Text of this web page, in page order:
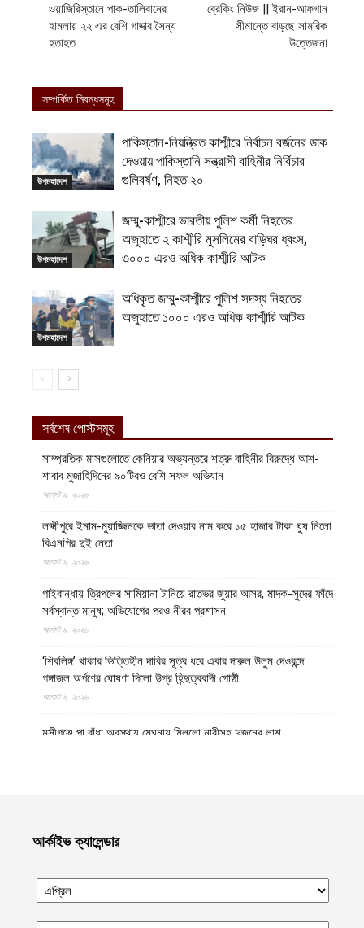
ওয়াজিরিস্তানে পাক-তালিবানের
হামলায় ২২ এর বেশি গাদ্দার সৈন্য
হতাহত
ব্রেকিং নিউজ || ইরান-আফগান
সীমান্তে বাড়ছে সামরিক
উত্তেজনা
সম্পর্কিত নিবন্ধসমূহ
উপমহাদেশ
পাকিস্তান-নিয়ন্ত্রিত কাশ্মীরে নির্বাচন বর্জনের ডাক
দেওয়ায় পাকিস্তানি সন্ত্রাসী বাহিনীর নির্বিচার
গুলিবর্ষণ, নিহত ২০
উপমহাদেশ
জম্মু-কাশ্মীরে ভারতীয় পুলিশ কর্মী নিহতের
অজুহাতে ২ কাশ্মীরি মুসলিমের বাড়িঘর ধ্বংস,
৩০০০ এরও অধিক কাশ্মীরি আটক
উপমহাদেশ
অধিকৃত জম্মু-কাশ্মীরে পুলিশ সদস্য নিহতের
অজুহাতে ১০০০ এরও অধিক কাশ্মীরি আটক
সর্বশেষ পোস্টসমূহ
সাম্প্রতিক মাসগুলোতে কেনিয়ার অভ্যন্তরে শত্রু বাহিনীর বিরুদ্ধে আশ-
শাবাব মুজাহিদিনের ৯০টিরও বেশি সফল অভিযান
আগস্ট ৯, ২০২৬
লক্ষ্মীপুরে ইমাম-মুয়াজ্জিনকে ভাতা দেওয়ার নাম করে ১৫ হাজার টাকা ঘুষ নিলো
বিএনপির দুই নেতা
আগস্ট ৯, ২০২৬
গাইবান্ধায় ত্রিপলের সামিয়ানা টানিয়ে রাতভর জুয়ার আসর, মাদক-সুদের ফাঁদে
সর্বস্বান্ত মানুষ; অভিযোগের পরও নীরব প্রশাসন
আগস্ট ৯, ২০২৬
‘শিবলিঙ্গ’ থাকার ভিত্তিহীন দাবির সূত্র ধরে এবার দারুল উলুম দেওবন্দে
গঙ্গাজল অর্পণের ঘোষণা দিলো উগ্র হিন্দুত্ববাদী গোষ্ঠী
আগস্ট ৯, ২০২৬
মুন্সীগঞ্জে পা বাঁধা অবস্থায় মেঘনায় মিললো নারীসহ দুজনের লাশ
মৌলভীবাজারের কুলাউড়া সীমান্তে বাংলাদেশি যুবককে গুলি করে লাশ নিয়ে
আর্কাইভ ক্যালেন্ডার